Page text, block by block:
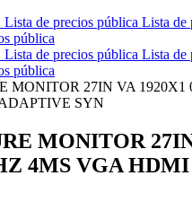
Lista de precios pública Lista de
pública
Lista de precios pública Lista de
pública
MONITOR
4MS VGA